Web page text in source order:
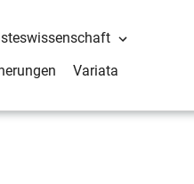
Variata